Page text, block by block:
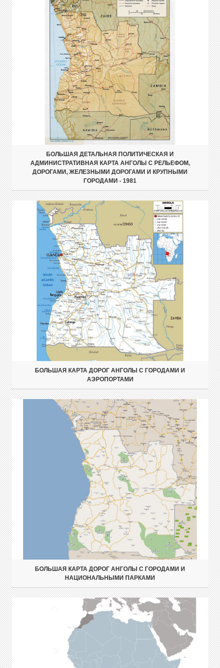
БОЛЬШАЯ ДЕТАЛЬНАЯ ПОЛИТИЧЕСКАЯ И
АДМИНИСТРАТИВНАЯ КАРТА АНГОЛЫ С РЕЛЬЕФОМ,
ДОРОГАМИ, ЖЕЛЕЗНЫМИ ДОРОГАМИ И КРУПНЫМИ
ГОРОДАМИ - 1981
БОЛЬШАЯ КАРТА ДОРОГ АНГОЛЫ С ГОРОДАМИ И
АЭРОПОРТАМИ
БОЛЬШАЯ КАРТА ДОРОГ АНГОЛЫ С ГОРОДАМИ И
НАЦИОНАЛЬНЫМИ ПАРКАМИ